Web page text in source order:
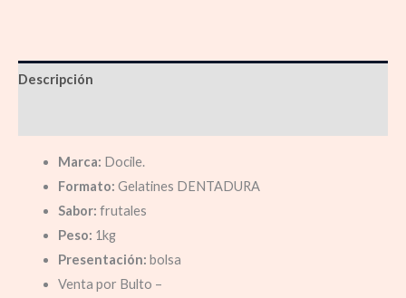
Descripción
Marca: Docile.
Formato: Gelatines DENTADURA
Sabor: frutales
Peso: 1kg
Presentación: bolsa
Venta por Bulto –